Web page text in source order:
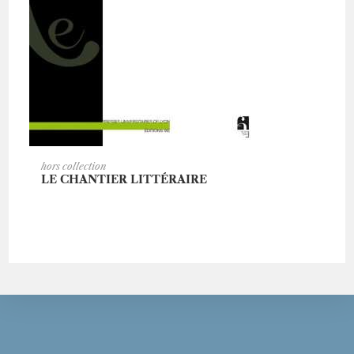
AJOUTER AU PANIER
hors collection
LE CHANTIER LITTÉRAIRE